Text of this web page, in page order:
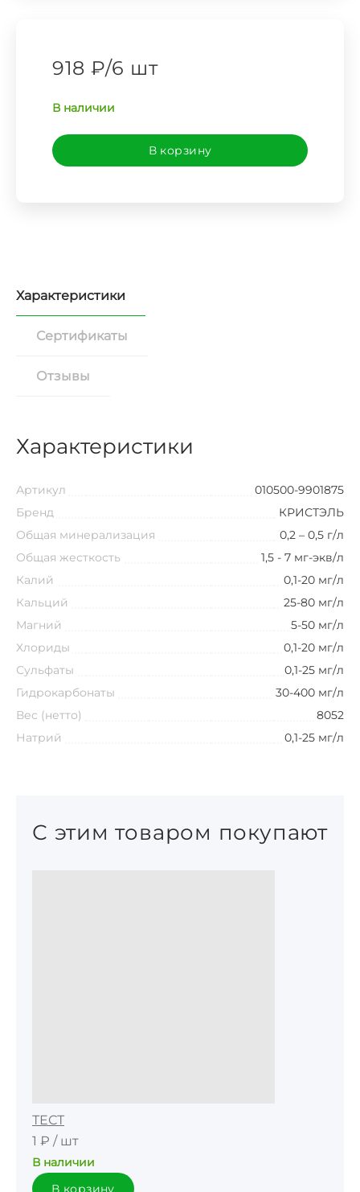
918 ₽/6 шт
В наличии
В корзину
Характеристики
Сертификаты
Отзывы
Характеристики
Артикул
010500-9901875
Бренд
КРИСТЭЛЬ
Общая минерализация
0,2 – 0,5 г/л
Общая жесткость
1,5 - 7 мг-экв/л
Калий
0,1-20 мг/л
Кальций
25-80 мг/л
Магний
5-50 мг/л
Хлориды
0,1-20 мг/л
Сульфаты
0,1-25 мг/л
Гидрокарбонаты
30-400 мг/л
Вес (нетто)
8052
Натрий
0,1-25 мг/л
С этим товаром покупают
ТЕСТ
1 ₽ / шт
В наличии
В корзину